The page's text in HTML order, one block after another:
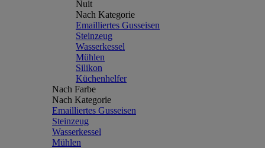
Nuit
Nach Kategorie
Emailliertes Gusseisen
Steinzeug
Wasserkessel
Mühlen
Silikon
Küchenhelfer
Nach Farbe
Nach Kategorie
Emailliertes Gusseisen
Steinzeug
Wasserkessel
Mühlen